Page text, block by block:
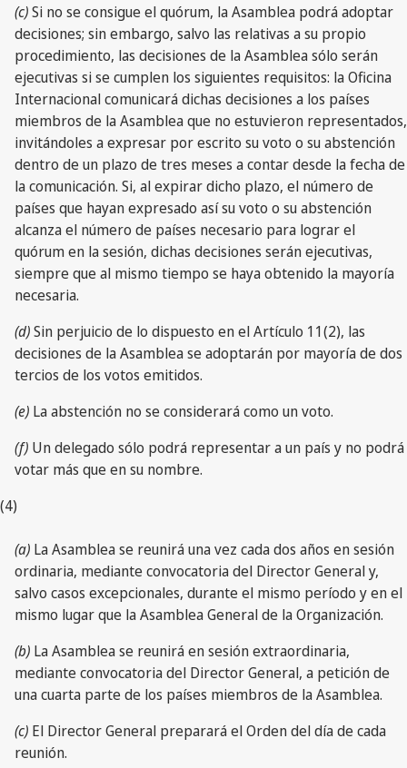
(c)Si no se consigue el quórum, la Asamblea podrá adoptar
decisiones; sin embargo, salvo las relativas a su propio
procedimiento, las decisiones de la Asamblea sólo serán
ejecutivas si se cumplen los siguientes requisitos: la Oficina
Internacional comunicará dichas decisiones a los países
miembros de la Asamblea que no estuvieron representados,
invitándoles a expresar por escrito su voto o su abstención
dentro de un plazo de tres meses a contar desde la fecha de
la comunicación. Si, al expirar dicho plazo, el número de
países que hayan expresado así su voto o su abstención
alcanza el número de países necesario para lograr el
quórum en la sesión, dichas decisiones serán ejecutivas,
siempre que al mismo tiempo se haya obtenido la mayoría
necesaria.
(d)Sin perjuicio de lo dispuesto en el Artículo 11(2), las
decisiones de la Asamblea se adoptarán por mayoría de dos
tercios de los votos emitidos.
(e) La abstención no se considerará como un voto.
(f) Un delegado sólo podrá representar a un país y no podrá
votar más que en su nombre.
(4)
(a) La Asamblea se reunirá una vez cada dos años en sesión
ordinaria, mediante convocatoria del Director General y,
salvo casos excepcionales, durante el mismo período y en el
mismo lugar que la Asamblea General de la Organización.
(b) La Asamblea se reunirá en sesión extraordinaria,
mediante convocatoria del Director General, a petición de
una cuarta parte de los países miembros de la Asamblea.
(c) El Director General preparará el Orden del día de cada
reunión.